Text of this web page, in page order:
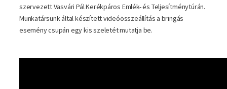
szervezett Vasvári Pál Kerékpáros Emlék- és Teljesítménytúrán.
Munkatársunk által készített videóösszeállítás a bringás
esemény csupán egy kis szeletét mutatja be.